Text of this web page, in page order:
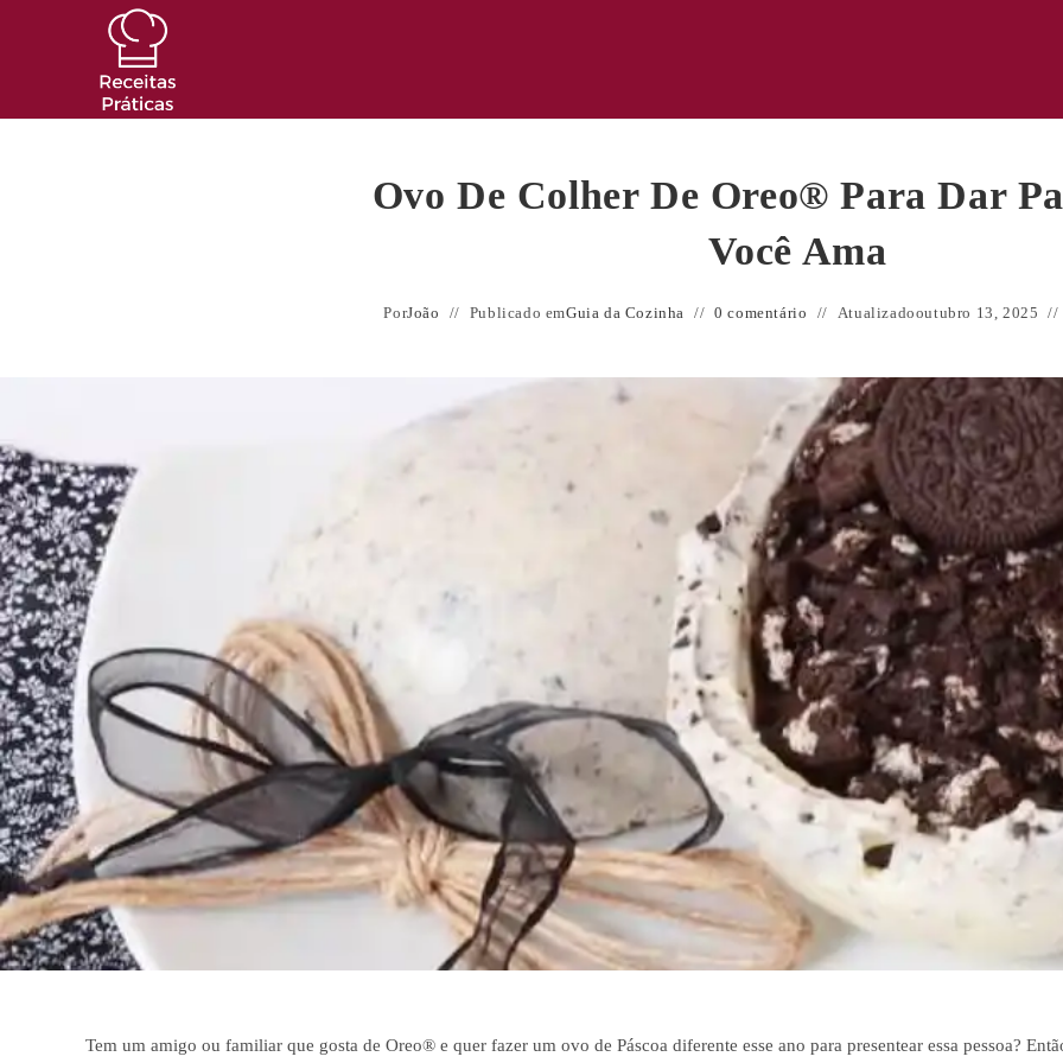
Ovo De Colher De Oreo® Para Dar
Você Ama
PorJoão Publicado emGuia da Cozinha 0 comentário Atualizadooutubro 13, 2025
Tem um amigo ou familiar que gosta de Oreo® e quer fazer um ovo de Páscoa diferente esse ano para presentear essa pessoa?